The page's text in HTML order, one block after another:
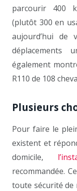
parcourir 400
(plutôt 300 en
aujourd’hui de
déplacements
également
R110 de 108
Plusieurs
Pour faire le
existent et
domicile,
recommandée.
toute sécurité de